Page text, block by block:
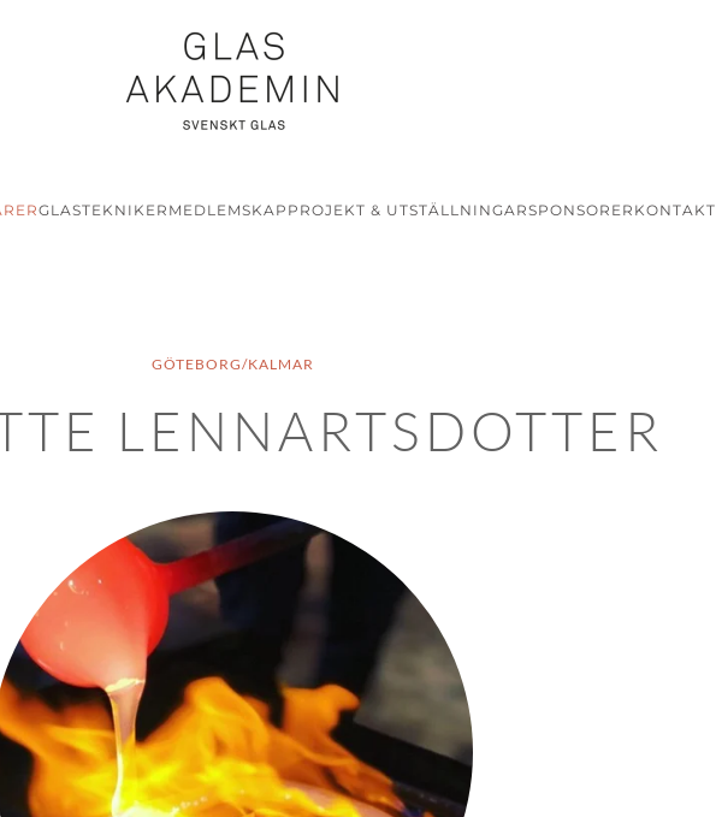
GLASTEKNIKER MEDLEMSKAP PROJEKT & UTSTÄLLNINGARSPONSORER KONTAKT
GÖTEBORG/KALMAR
LENNARTSDOTTER